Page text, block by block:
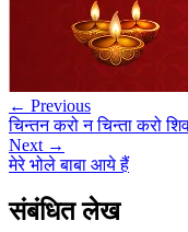
← Previous
चिन्तन करो न चिन्ता करो
Next →
मेरे भोले बाबा आये हैं
संबंधित लेख